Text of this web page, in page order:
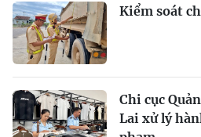
Kiểm soát
Chi cục
Lai xử lý